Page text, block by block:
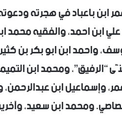
ابن باعباد في هجرته
ابن احمد، والفقيه محمد
واحمد ابن ابو بكر بن
“الرفيق”، ومحمد ابن
وإسماعيل ابن
ومحمد ابن سعيد،